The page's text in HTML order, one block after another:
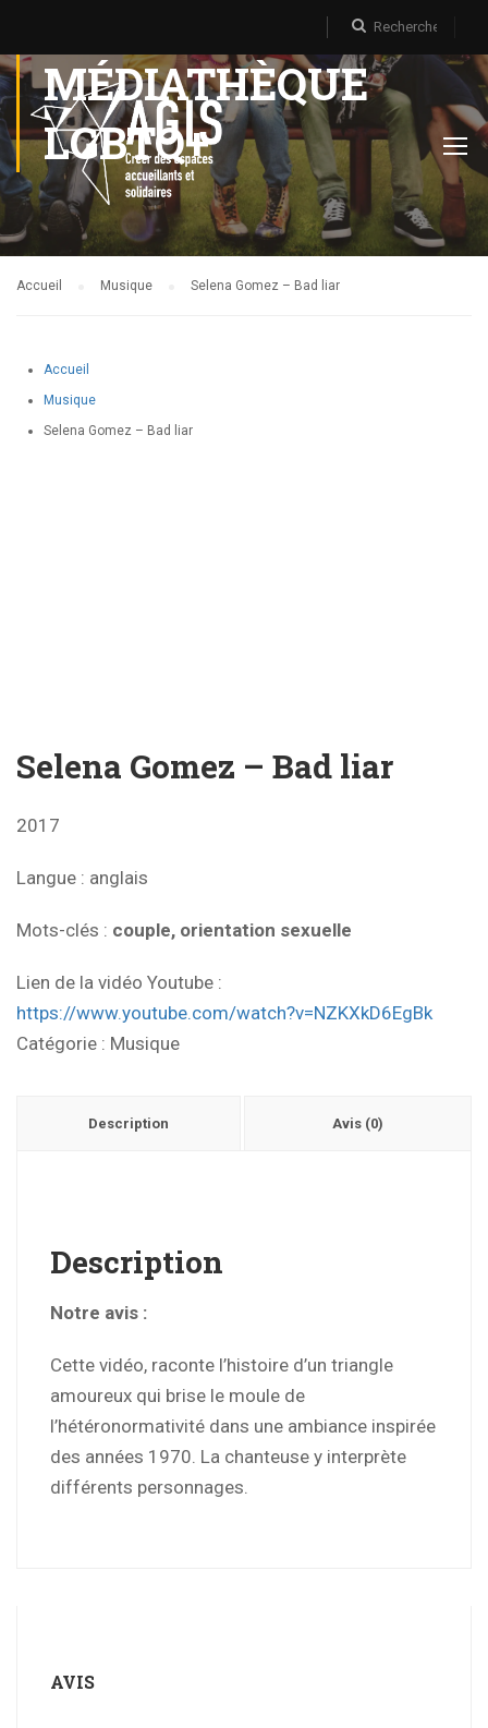
MÉDIATHÈQUE
LGBTQ+
Accueil Musique Selena Gomez – Bad liar
Accueil
Musique
Selena Gomez – Bad liar
Selena Gomez – Bad liar
2017
Langue : anglais
Mots-clés : couple, orientation sexuelle
Lien de la vidéo Youtube :
https://www.youtube.com/watch?v=NZKXkD6EgBk
Catégorie : Musique
Description Avis (0)
Description
Notre avis :
Cette vidéo, raconte l’histoire d’un triangle
amoureux qui brise le moule de
l’hétéronormativité dans une ambiance inspirée
des années 1970. La chanteuse y interprète
différents personnages.
AVIS